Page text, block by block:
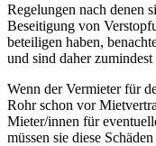
Regelungen nach denen
Beseitigung von
beteiligen haben,
und sind daher
Wenn der Vermieter für
Rohr schon vor
Mieter/innen für
müssen sie diese